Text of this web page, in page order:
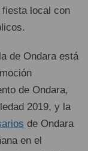
fiesta local con
de Ondara está
de Ondara,
2019, y la
de Ondara
en el